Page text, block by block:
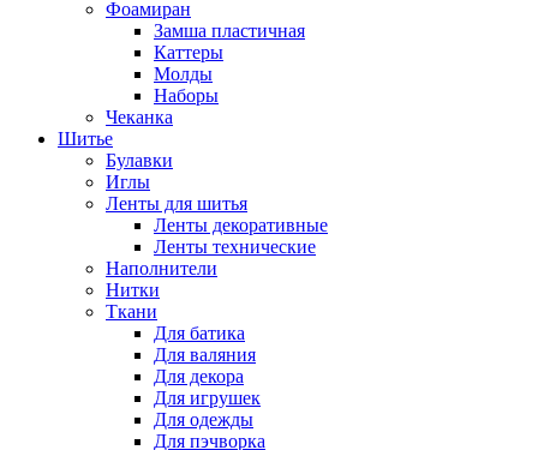
Фоамиран
Замша пластичная
Каттеры
Молды
Наборы
Чеканка
Шитье
Булавки
Иглы
Ленты для шитья
Ленты декоративные
Ленты технические
Наполнители
Нитки
Ткани
Для батика
Для валяния
Для декора
Для игрушек
Для одежды
Для пэчворка